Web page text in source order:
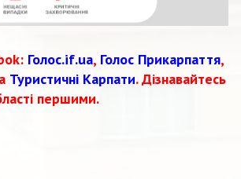
Голос.if.ua, Голос Прикарпаття,
Туристичні Карпати. Дізнавайтесь
першими.